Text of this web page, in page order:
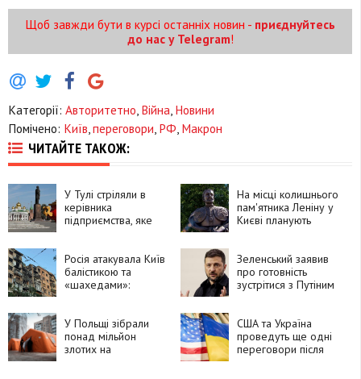
Щоб завжди бути в курсі останніх новин - приєднуйтесь
до нас у Telegram!
Категорії: Авторитетно Війна Новини
Помічено: Київ переговори РФ Макрон
ЧИТАЙТЕ ТАКОЖ:
У Тулі стріляли в
керівника
підприємства, яке
На місці колишнього
пам'ятника Леніну у
Києві планують
Мазепі
Росія атакувала Київ
балістикою та
«шахедами»:
школу, ТЦ і бізнес-
центр
Зеленський заявив
про готовність
зустрітися з Путіним
У Польщі зібрали
понад мільйон
злотих на
США та Україна
проведуть ще одні
переговори після